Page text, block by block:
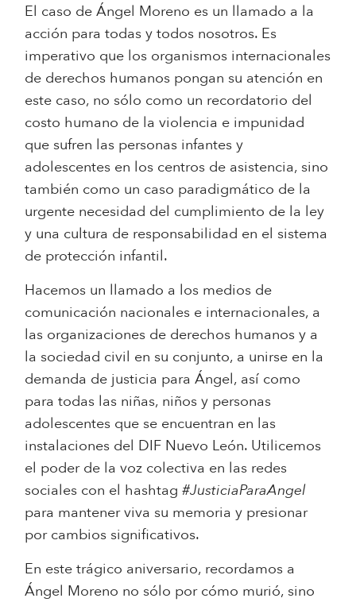
El caso de Ángel Moreno es un llamado a la
acción para todas y todos nosotros. Es
imperativo que los organismos internacionales
de derechos humanos pongan su atención en
este caso, no sólo como un recordatorio del
costo humano de la violencia e impunidad
que sufren las personas infantes y
adolescentes en los centros de asistencia, sino
también como un caso paradigmático de la
urgente necesidad del cumplimiento de la ley
y una cultura de responsabilidad en el sistema
de protección infantil.
Hacemos un llamado a los medios de
comunicación nacionales e internacionales, a
las organizaciones de derechos humanos y a
la sociedad civil en su conjunto, a unirse en la
demanda de justicia para Ángel, así como
para todas las niñas, niños y personas
adolescentes que se encuentran en las
instalaciones del DIF Nuevo León. Utilicemos
el poder de la voz colectiva en las redes
sociales con el hashtag#JusticiaParaAngel
para mantener viva su memoria y presionar
por cambios significativos.
En este trágico aniversario, recordamos a
Ángel Moreno no sólo por cómo murió, sino